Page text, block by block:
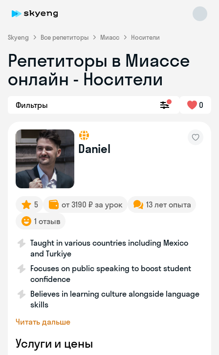
Skyeng Все репетиторы Миасс Носители
Репетиторы в Миассе
онлайн - Носители
Фильтры 0
Daniel
5 от 3190 ₽ за урок
13 лет опыта
1 отзыв
Taught in various countries including Mexico
and Turkiye
Focuses on public speaking to boost student
confidence
Believes in learning culture alongside language
skills
Читать дальше
Услуги и цены
Skyeng Chat
online